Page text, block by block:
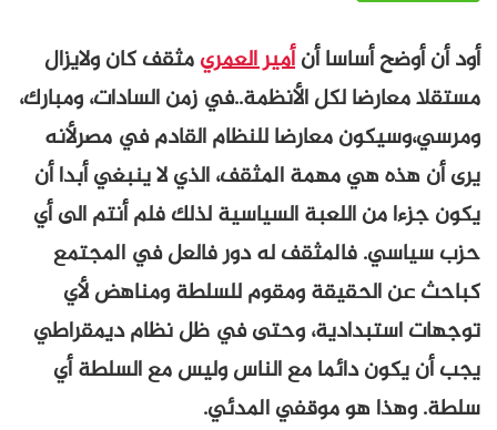
أود أن أوضح أساسا أنأمير العمريمثقف كان ولايزال
مستقلا معارضا لكل الأنظمة..في زمن السادات، ومبارك،
ومرسي،وسيكون معارضا للنظام القادم في مصرلأنه
يرى أن هذه هي مهمة المثقف، الذي لا ينبغي أبدا أن
يكون جزءا من اللعبة السياسية لذلك فلم أنتم الى أي
حزب سياسي. فالمثقف له دور فالعل في المجتمع
كباحث عن الحقيقة ومقوم للسلطة ومناهض لأي
توجهات استبدادية، وحتى في ظل نظام ديمقراطي
يجب أن يكون دائما مع الناس وليس مع السلطة أي
سلطة. وهذا هو موقفي المدئي.